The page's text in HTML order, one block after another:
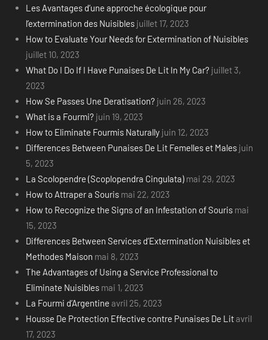
Les Avantages d’une approche écologique pour
l’extermination des Nuisibles juillet 17, 2023
How to Evaluate Your Needs for Extermination of Nuisibles
juillet 10, 2023
What Do I Do If I Have Punaises De Lit In My Car? juillet 3,
2023
How Se Passes Une Deratisation? juin 26, 2023
What is a Fourmi? juin 19, 2023
How to Eliminate Fourmis Naturally juin 12, 2023
Differences Between Punaises De Lit Femelles et Males juin
5, 2023
La Scolopendre (Scoplopendra Cingulata) mai 29, 2023
How to Attraper a Souris mai 22, 2023
How to Recognize the Signs of an Infestation of Souris mai
15, 2023
Differences Between Services d’Extermination Nuisibles et
Methodes Maison mai 8, 2023
The Advantages of Using a Service Professional to
Eliminate Nuisibles mai 1, 2023
La Fourmi d’Argentine avril 25, 2023
Housse De Protection Effective contre Punaises De Litavril
17, 2023